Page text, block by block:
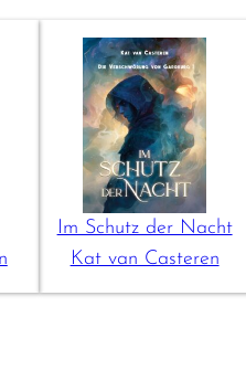
Im Schutz der Nacht
Kat van Casteren